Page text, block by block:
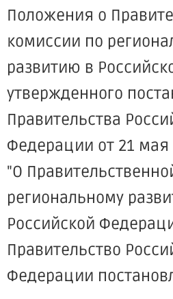
Положения о
комиссии по
развитию в
утвержденного
Правительства
Федерации от 21 мая
"О
региональному
Российской
Правительство
Федерации